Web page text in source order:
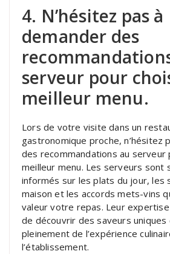
4. N’hésitez pas à
demander des
serveur pour
meilleur menu.
Lors de votre visite dans un
gastronomique proche, n’hésitez
des recommandations au serveur
meilleur menu. Les serveurs sont
informés sur les plats du jour, les
maison et les accords mets-vins
valeur votre repas. Leur
de découvrir des saveurs
pleinement de l’expérience
l’établissement.